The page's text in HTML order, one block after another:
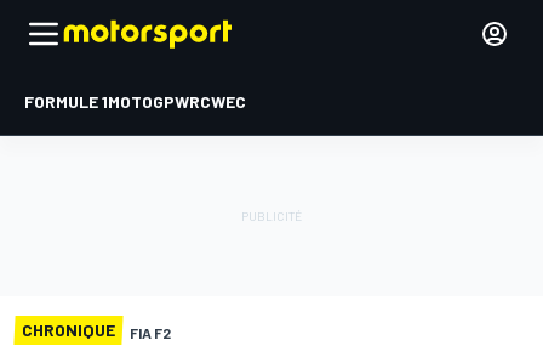
FORMULE 1MOTOGPWRCWEC
CHRONIQUE FIA F2